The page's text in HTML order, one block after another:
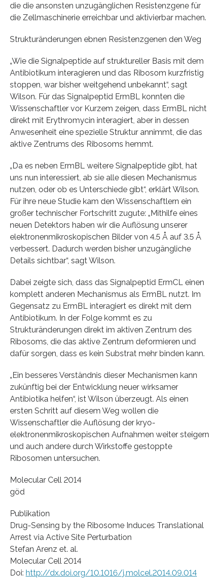
die die ansonsten unzugänglichen Resistenzgene für
die Zellmaschinerie erreichbar und aktivierbar machen.
Strukturänderungen ebnen Resistenzgenen den Weg
„Wie die Signalpeptide auf struktureller Basis mit dem
Antibiotikum interagieren und das Ribosom kurzfristig
stoppen, war bisher weitgehend unbekannt“, sagt
Wilson. Für das Signalpeptid ErmBL konnten die
Wissenschaftler vor Kurzem zeigen, dass ErmBL nicht
direkt mit Erythromycin interagiert, aber in dessen
Anwesenheit eine spezielle Struktur annimmt, die das
aktive Zentrums des Ribosoms hemmt.
„Da es neben ErmBL weitere Signalpeptide gibt, hat
uns nun interessiert, ab sie alle diesen Mechanismus
nutzen, oder ob es Unterschiede gibt“, erklärt Wilson.
Für ihre neue Studie kam den Wissenschaftlern ein
großer technischer Fortschritt zugute: „Mithilfe eines
neuen Detektors haben wir die Auflösung unserer
elektronenmikroskopischen Bilder von 4.5 Å auf 3.5 Å
verbessert. Dadurch werden bisher unzugängliche
Details sichtbar“, sagt Wilson.
Dabei zeigte sich, dass das Signalpeptid ErmCL einen
komplett anderen Mechanismus als ErmBL nutzt. Im
Gegensatz zu ErmBL interagiert es direkt mit dem
Antibiotikum. In der Folge kommt es zu
Strukturänderungen direkt im aktiven Zentrum des
Ribosoms, die das aktive Zentrum deformieren und
dafür sorgen, dass es kein Substrat mehr binden kann.
„Ein besseres Verständnis dieser Mechanismen kann
zukünftig bei der Entwicklung neuer wirksamer
Antibiotika helfen“, ist Wilson überzeugt. Als einen
ersten Schritt auf diesem Weg wollen die
Wissenschaftler die Auflösung der kryo-
elektronenmikroskopischen Aufnahmen weiter steigern
und auch andere durch Wirkstoffe gestoppte
Ribosomen untersuchen.
Molecular Cell 2014
göd
Publikation
Drug-Sensing by the Ribosome Induces Translational
Arrest via Active Site Perturbation
Stefan Arenz et. al.
Molecular Cell 2014
Doi: http://dx.doi.org/10.1016/j.molcel.2014.09.014